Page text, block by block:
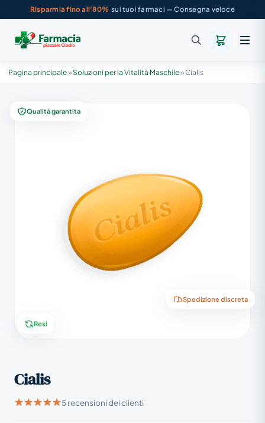
Risparmia fino all'80% sui tuoi farmaci — Consegna veloce
Pagina principale»Soluzioni per la Vitalità Maschile»Cialis
Qualità garantita
Spedizione discreta
Resi
Cialis
5 recensioni dei clienti